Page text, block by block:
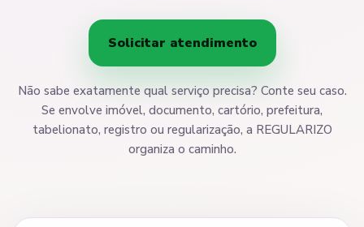
Solicitar atendimento
Não sabe exatamente qual serviço precisa? Conte seu caso.
Se envolve imóvel, documento, cartório, prefeitura,
tabelionato, registro ou regularização, a REGULARIZO
organiza o caminho.